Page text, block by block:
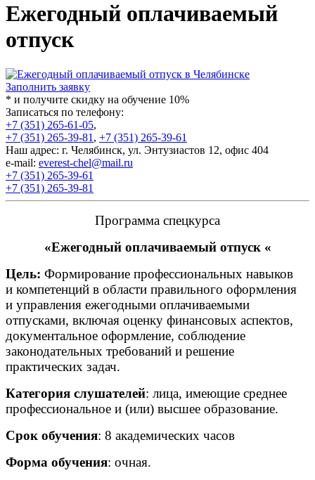
Ежегодный оплачиваемый
отпуск
Заполнить заявку
* и получите скидку на обучение 10%
Записаться по телефону:
+7 (351) 265-61-05,
+7 (351) 265-39-81 , +7 (351) 265-39-61
Наш адрес: г. Челябинск, ул. Энтузиастов 12, офис 404
e-mail: everest-chel@mail.ru
+7 (351) 265-39-61
+7 (351) 265-39-81
Программа спецкурса
«Ежегодный оплачиваемый отпуск «
Цель: Формирование профессиональных навыков
и компетенций в области правильного оформления
и управления ежегодными оплачиваемыми
отпусками, включая оценку финансовых аспектов,
документальное оформление, соблюдение
законодательных требований и решение
практических задач.
Категория слушателей: лица, имеющие среднее
профессиональное и (или) высшее образование.
Срок обучения: 8 академических часов
Форма обучения: очная.